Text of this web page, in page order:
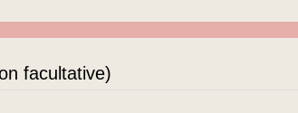
facultative)